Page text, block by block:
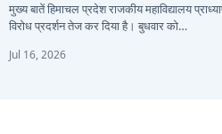
मुख्य बातें हिमाचल प्रदेश राजकीय महाविद्यालय
विरोध प्रदर्शन तेज कर दिया है। बुधवार को…
Jul 16, 2026